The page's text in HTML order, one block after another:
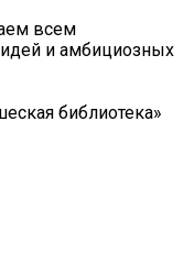
всем
и амбициозных
библиотека»